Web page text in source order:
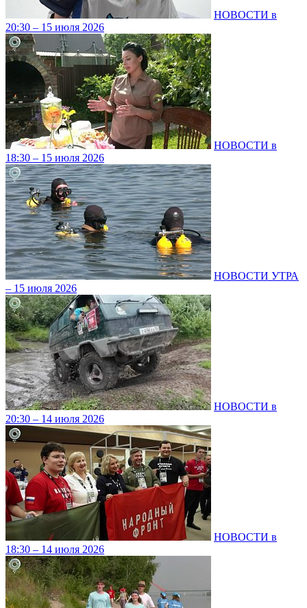
НОВОСТИ в
20:30 – 15 июля 2026
НОВОСТИ в
18:30 – 15 июля 2026
НОВОСТИ УТРА
– 15 июля 2026
НОВОСТИ в
20:30 – 14 июля 2026
НОВОСТИ в
18:30 – 14 июля 2026